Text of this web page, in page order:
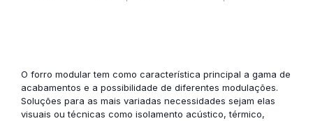
O forro modular tem como característica principal a gama de
acabamentos e a possibilidade de diferentes modulações.
Soluções para as mais variadas necessidades sejam elas
visuais ou técnicas como isolamento acústico, térmico,